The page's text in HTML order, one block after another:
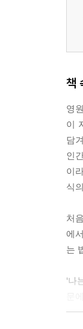
책
영
이
담
인
이
식
처
에
는
‘나